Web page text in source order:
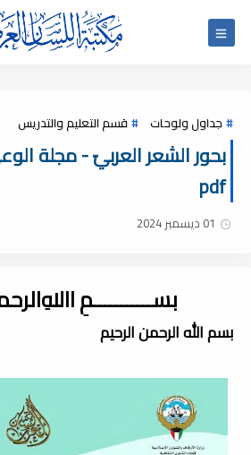
جداول ولوحات قسم التعليم والتدريس
بحور الشعر العربيّ - مجلة
pdf
01 ديسمبر 2024
بســـــــــــمِ
بسم الله الرحمن الرحيم